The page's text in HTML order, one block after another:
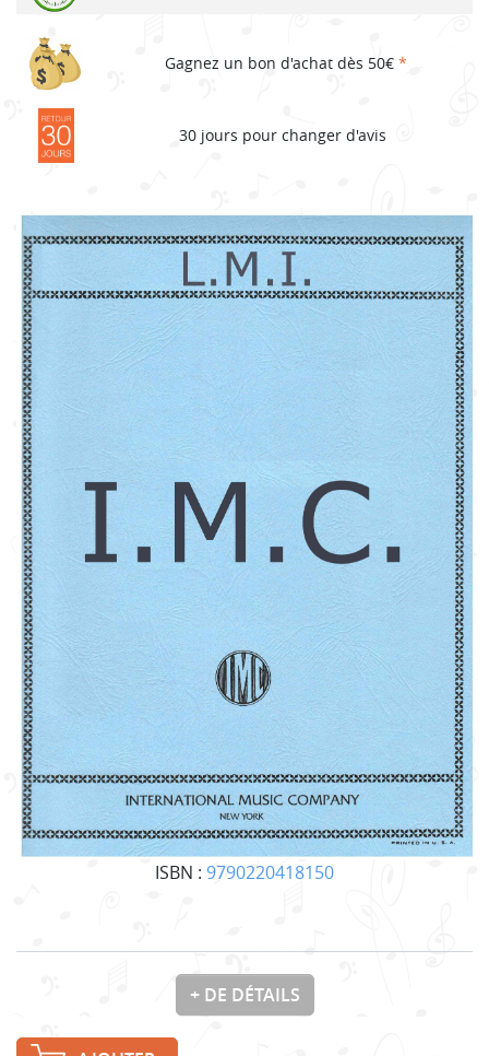
ISBN : 9790220418150
Gagnez un bon d'achat dès 50€ *
30 jours pour changer d'avis
+ DE DÉTAILS